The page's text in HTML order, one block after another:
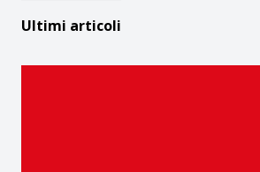
Ultimi articoli